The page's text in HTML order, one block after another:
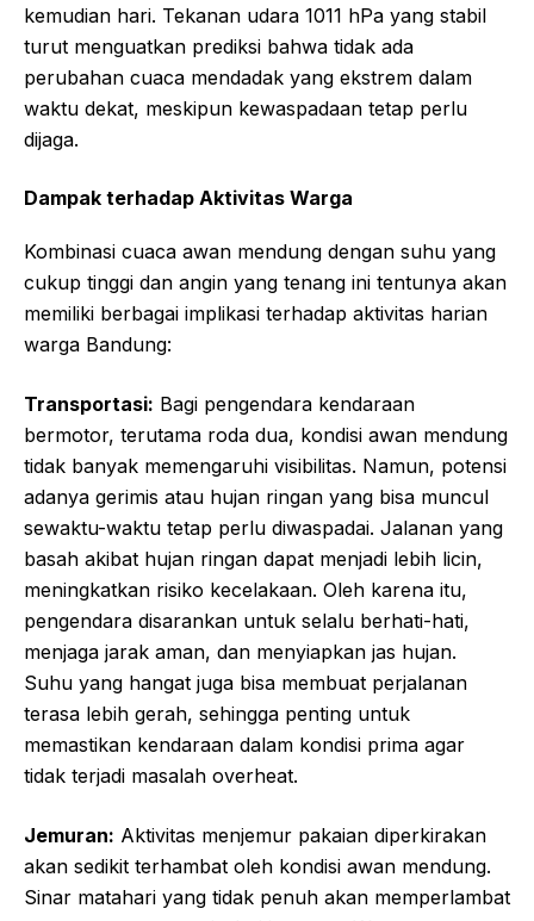
kemudian hari. Tekanan udara 1011 hPa yang stabil
turut menguatkan prediksi bahwa tidak ada
perubahan cuaca mendadak yang ekstrem dalam
waktu dekat, meskipun kewaspadaan tetap perlu
dijaga.
Dampak terhadap Aktivitas Warga
Kombinasi cuaca awan mendung dengan suhu yang
cukup tinggi dan angin yang tenang ini tentunya akan
memiliki berbagai implikasi terhadap aktivitas harian
warga Bandung:
Transportasi: Bagi pengendara kendaraan
bermotor, terutama roda dua, kondisi awan mendung
tidak banyak memengaruhi visibilitas. Namun, potensi
adanya gerimis atau hujan ringan yang bisa muncul
sewaktu-waktu tetap perlu diwaspadai. Jalanan yang
basah akibat hujan ringan dapat menjadi lebih licin,
meningkatkan risiko kecelakaan. Oleh karena itu,
pengendara disarankan untuk selalu berhati-hati,
menjaga jarak aman, dan menyiapkan jas hujan.
Suhu yang hangat juga bisa membuat perjalanan
terasa lebih gerah, sehingga penting untuk
memastikan kendaraan dalam kondisi prima agar
tidak terjadi masalah overheat.
Jemuran: Aktivitas menjemur pakaian diperkirakan
akan sedikit terhambat oleh kondisi awan mendung.
Sinar matahari yang tidak penuh akan memperlambat